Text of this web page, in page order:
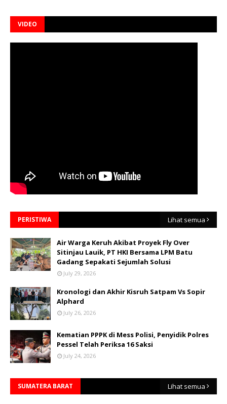
VIDEO
PERISTIWA Lihat semua
Air Warga Keruh Akibat Proyek Fly Over
Sitinjau Lauik, PT HKI Bersama LPM Batu
Gadang Sepakati Sejumlah Solusi
July 29, 2026
Kronologi dan Akhir Kisruh Satpam Vs Sopir
Alphard
July 26, 2026
Kematian PPPK di Mess Polisi, Penyidik Polres
Pessel Telah Periksa 16 Saksi
July 24, 2026
SUMATERA BARAT Lihat semua